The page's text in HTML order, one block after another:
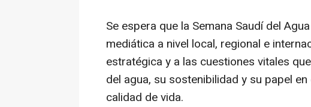
Se espera que la Semana Saudí del
mediática a nivel local, regional e
estratégica y a las cuestiones vitales
del agua, su sostenibilidad y su papel
calidad de vida.